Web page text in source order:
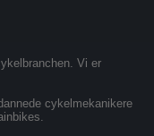
Vi er
cykelmekanikere